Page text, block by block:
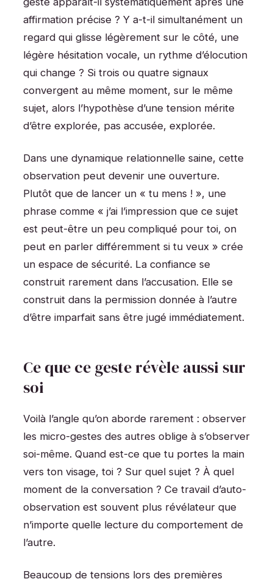
affirmation précise ? Y a-t-il simultanément un
regard qui glisse légèrement sur le côté, une
légère hésitation vocale, un rythme d’élocution
qui change ? Si trois ou quatre signaux
convergent au même moment, sur le même
sujet, alors l’hypothèse d’une tension mérite
d’être explorée, pas accusée, explorée.
Dans une dynamique relationnelle saine, cette
observation peut devenir une ouverture.
Plutôt que de lancer un « tu mens ! », une
phrase comme « j’ai l’impression que ce sujet
est peut-être un peu compliqué pour toi, on
peut en parler différemment si tu veux » crée
un espace de sécurité. La confiance se
construit rarement dans l’accusation. Elle se
construit dans la permission donnée à l’autre
d’être imparfait sans être jugé immédiatement.
Ce que ce geste révèle aussi sur
soi
Voilà l’angle qu’on aborde rarement : observer
les micro-gestes des autres oblige à s’observer
soi-même. Quand est-ce que tu portes la main
vers ton visage, toi ? Sur quel sujet ? À quel
moment de la conversation ? Ce travail d’auto-
observation est souvent plus révélateur que
n’importe quelle lecture du comportement de
l’autre.
Beaucoup de tensions lors des premières